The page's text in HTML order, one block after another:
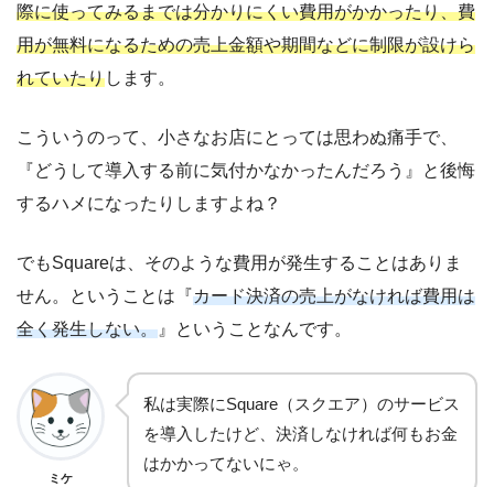
際に使ってみるまでは分かりにくい費用がかかったり、費
用が無料になるための売上金額や期間などに制限が設けら
れていたりします。
こういうのって、小さなお店にとっては思わぬ痛手で、
『どうして導入する前に気付かなかったんだろう』と後悔
するハメになったりしますよね？
でもSquareは、そのような費用が発生することはありま
せん。ということは『カード決済の売上がなければ費用は
全く発生しない。 』ということなんです。
ミケ
私は実際にSquare（スクエア）のサービス
を導入したけど、決済しなければ何もお金
はかかってないにゃ。